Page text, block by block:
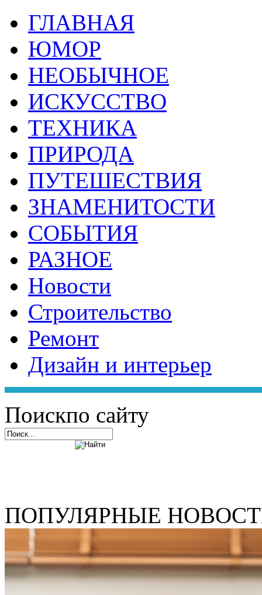
ГЛАВНАЯ
ЮМОР
НЕОБЫЧНОЕ
ИСКУССТВО
ТЕХНИКА
ПРИРОДА
ПУТЕШЕСТВИЯ
ЗНАМЕНИТОСТИ
СОБЫТИЯ
РАЗНОЕ
Новости
Строительство
Ремонт
Дизайн и интерьер
Поискпо сайту
ПОПУЛЯРНЫЕ